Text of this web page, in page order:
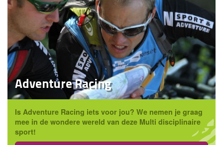
Adventure Racing
Is Adventure Racing iets voor jou? We nemen je graag
mee in de wondere wereld van deze Multi disciplinaire
sport!